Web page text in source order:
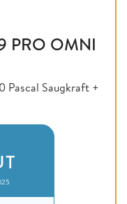
PRO OMNI
Pascal Saugkraft +